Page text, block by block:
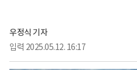
우정식 기자
입력 2025.05.12. 16:17